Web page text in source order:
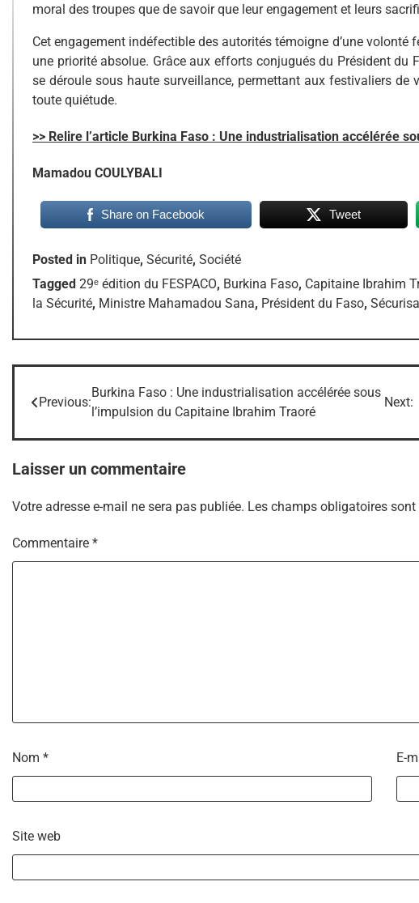
moral des troupes que de savoir que leur engagement et leurs
Cet engagement indéfectible des autorités témoigne d’une
une priorité absolue. Grâce aux efforts conjugués du Président du
se déroule sous haute surveillance, permettant aux festivaliers
toute quiétude.
>> Relire l’article Burkina Faso : Une industrialisation accélérée
Mamadou COULYBALI
Share on Facebook Tweet
Posted in Politique, Sécurité, Société
Tagged 29ᵉ édition du FESPACO, Burkina Faso, Capitaine Ibrahim
la Sécurité, Ministre Mahamadou Sana, Président du Faso,
Navigation
Previous:
Burkina Faso : Une industrialisation accélérée sous
l’impulsion du Capitaine Ibrahim Traoré
Next:
Laisser un commentaire
Votre adresse e-mail ne sera pas publiée. Les champs obligatoires
Commentaire *
Nom * E-
Site web